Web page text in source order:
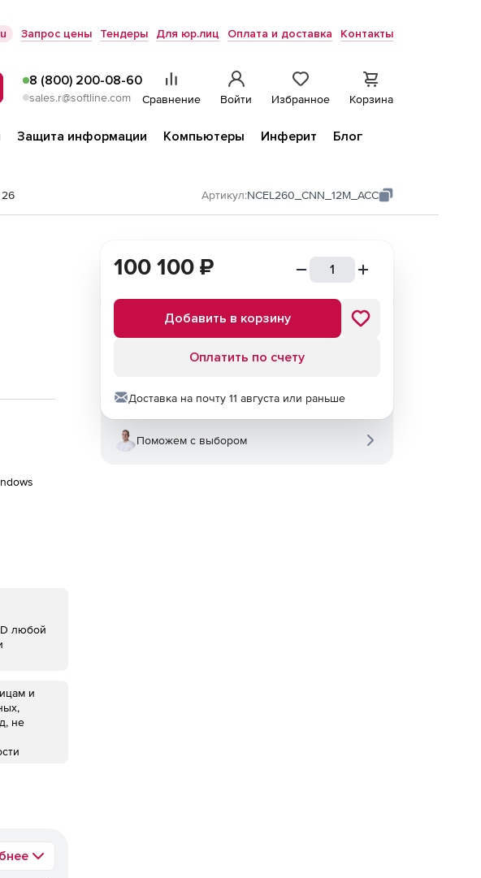
Запрос цены Тендеры Для юр.лиц Оплата и доставка Контакты
8 (800) 200-08-60
sales.r@softline.com Сравнение Войти Избранное Корзина
Защита информации Компьютеры Инферит
Блог
26 Артикул:NCEL260_CNN_12M_ACC
любой
и
не
100 100 ₽
Добавить в корзину
Оплатить по счету
Доставка на почту 11 августа или раньше
Поможем с выбором